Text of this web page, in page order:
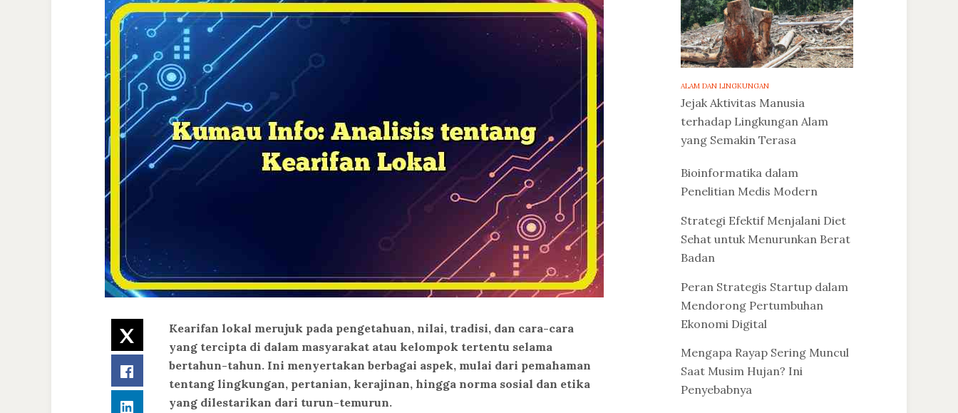
Twitter
Facebook
LinkedIn
Kearifan lokal merujuk pada pengetahuan, nilai, tradisi, dan cara-cara
yang tercipta di dalam masyarakat atau kelompok tertentu selama
bertahun-tahun. Ini menyertakan berbagai aspek, mulai dari pemahaman
tentang lingkungan, pertanian, kerajinan, hingga norma sosial dan etika
yang dilestarikan dari turun-temurun.
ALAM DAN LINGKUNGAN
Jejak Aktivitas Manusia
terhadap Lingkungan Alam
yang Semakin Terasa
Bioinformatika dalam
Penelitian Medis Modern
Strategi Efektif Menjalani Diet
Sehat untuk Menurunkan Berat
Badan
Peran Strategis Startup dalam
Mendorong Pertumbuhan
Ekonomi Digital
Mengapa Rayap Sering Muncul
Saat Musim Hujan? Ini
Penyebabnya